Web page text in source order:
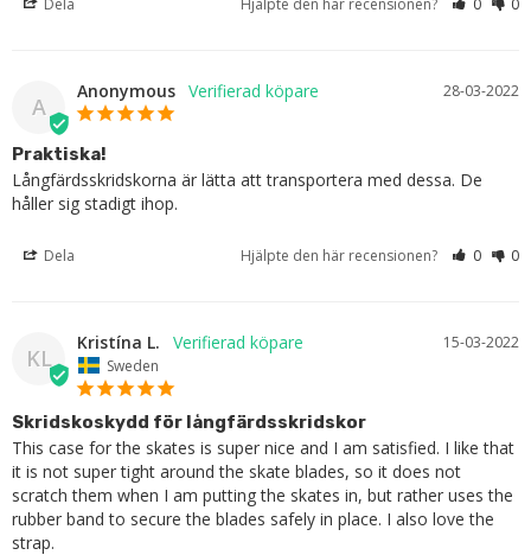
Dela Hjälpte den här recensionen? 0 0
A
28-03-2022
Anonymous
Praktiska!
Långfärdsskridskorna är lätta att transportera med dessa. De
håller sig stadigt ihop.
Dela Hjälpte den här recensionen? 0 0
KL
15-03-2022
Kristína L.
Sweden
Skridskoskydd för långfärdsskridskor
This case for the skates is super nice and I am satisfied. I like that
it is not super tight around the skate blades, so it does not
scratch them when I am putting the skates in, but rather uses the
rubber band to secure the blades safely in place. I also love the
strap.